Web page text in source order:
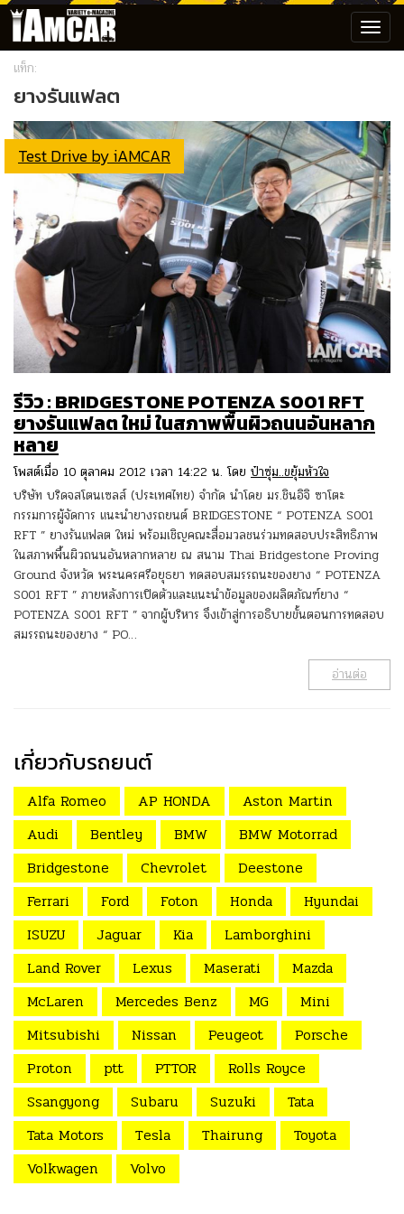
แท็ก:
ยางรันแฟลต
Test Drive by iAMCAR
รีวิว : BRIDGESTONE POTENZA S001 RFT
ยางรันแฟลต ใหม่ ในสภาพพื้นผิวถนนอันหลาก
หลาย
โพสต์เมื่อ 10 ตุลาคม 2012 เวลา 14:22 น. โดย ป๋าซุ่ม..ขยุ้มหัวใจ
บริษัท บริดจสโตนเซลส์ (ประเทศไทย) จำกัด นำโดย มร.ชินอิจิ ซาโตะ
กรรมการผู้จัดการ แนะนำยางรถยนต์ BRIDGESTONE “ POTENZA S001
RFT ” ยางรันแฟลต ใหม่ พร้อมเชิญคณะสื่อมวลชนร่วมทดสอบประสิทธิภาพ
ในสภาพพื้นผิวถนนอันหลากหลาย ณ สนาม Thai Bridgestone Proving
Ground จังหวัด พระนครศรีอยุธยา ทดสอบสมรรถนะของยาง “ POTENZA
S001 RFT ” ภายหลังการเปิดตัวและแนะนำข้อมูลของผลิตภัณฑ์ยาง “
POTENZA S001 RFT ” จากผู้บริหาร จึงเข้าสู่การอธิบายขั้นตอนการทดสอบ
สมรรถนะของยาง “ PO…
อ่านต่อ
เกี่ยวกับรถยนต์
Alfa Romeo AP HONDA
Aston Martin
Audi
Bentley BMW
BMW Motorrad
Bridgestone
Chevrolet
Deestone
Ferrari
Ford Foton Honda
Hyundai
ISUZU
Jaguar Kia
Lamborghini
Land Rover
Lexus Maserati
Mazda
McLaren
Mercedes Benz MG
Mini
Mitsubishi
Nissan Peugeot
Porsche
Proton
ptt PTTOR
Rolls Royce
Ssangyong
Subaru Suzuki
Tata
Tata Motors
Tesla Thairung
Toyota
Volkwagen
Volvo